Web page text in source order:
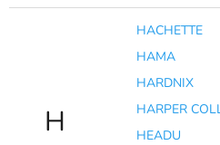
H
HACHETTE
HAMA
HARDNIX
HARPER
HEADU